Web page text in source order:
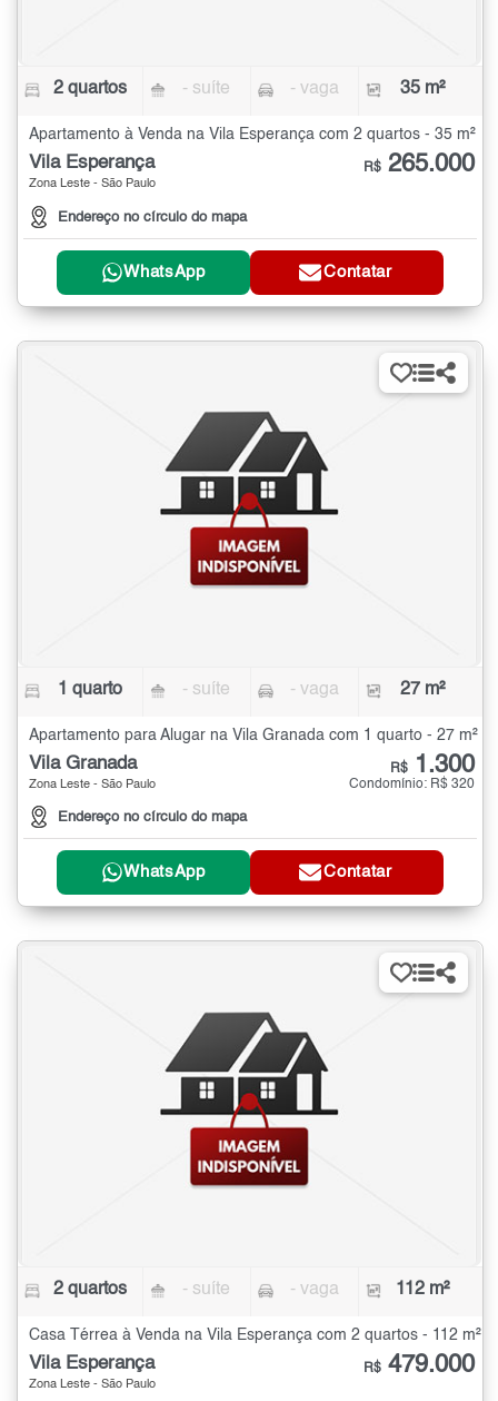
2 quartos - suíte - vaga 35 m²
Apartamento à Venda na Vila Esperança com 2 quartos - 35 m²
Vila Esperança
Zona Leste - São Paulo
Endereço no círculo do mapa
R$ 265.000
WhatsApp Contatar
1 quarto - suíte - vaga 27 m²
Apartamento para Alugar na Vila Granada com 1 quarto - 27 m²
Vila Granada
Zona Leste - São Paulo
Endereço no círculo do mapa
R$ 1.300
Condomínio: R$ 320
WhatsApp Contatar
2 quartos - suíte - vaga 112 m²
Casa Térrea à Venda na Vila Esperança com 2 quartos - 112 m²
Vila Esperança
Zona Leste - São Paulo
R$ 479.000